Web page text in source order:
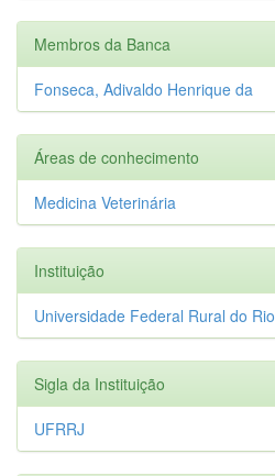
Membros da Banca
Fonseca, Adivaldo Henrique da
Áreas de conhecimento
Medicina Veterinária
Instituição
Universidade Federal Rural do
Sigla da Instituição
UFRRJ